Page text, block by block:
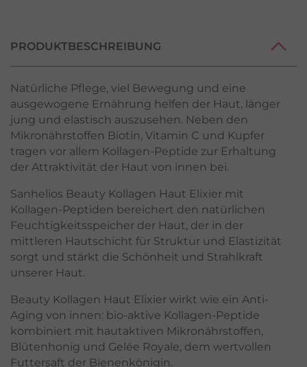
PRODUKTBESCHREIBUNG
Natürliche Pflege, viel Bewegung und eine
ausgewogene Ernährung helfen der Haut, länger
jung und elastisch auszusehen. Neben den
Mikronährstoffen Biotin, Vitamin C und Kupfer
tragen vor allem Kollagen-Peptide zur Erhaltung
der Attraktivität der Haut von innen bei.
Sanhelios Beauty Kollagen Haut Elixier mit
Kollagen-Peptiden bereichert den natürlichen
Feuchtigkeitsspeicher der Haut, der in der
mittleren Hautschicht für Struktur und Elastizität
sorgt und stärkt die Schönheit und Strahlkraft
unserer Haut.
Beauty Kollagen Haut Elixier wirkt wie ein Anti-
Aging von innen: bio-aktive Kollagen-Peptide
kombiniert mit hautaktiven Mikronährstoffen,
Blütenhonig und Gelée Royale, dem wertvollen
Futtersaft der Bienenkönigin.